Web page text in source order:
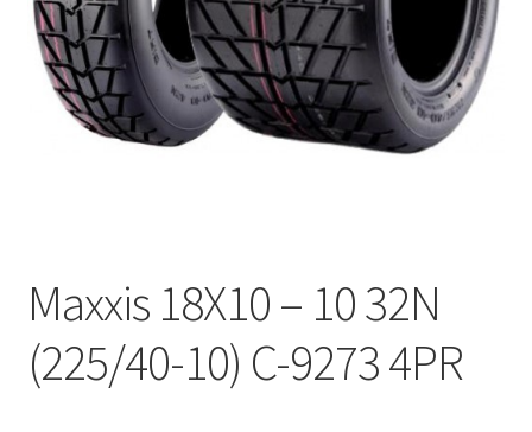
Maxxis 18X10 – 10 32N
(225/40-10) C-9273 4PR